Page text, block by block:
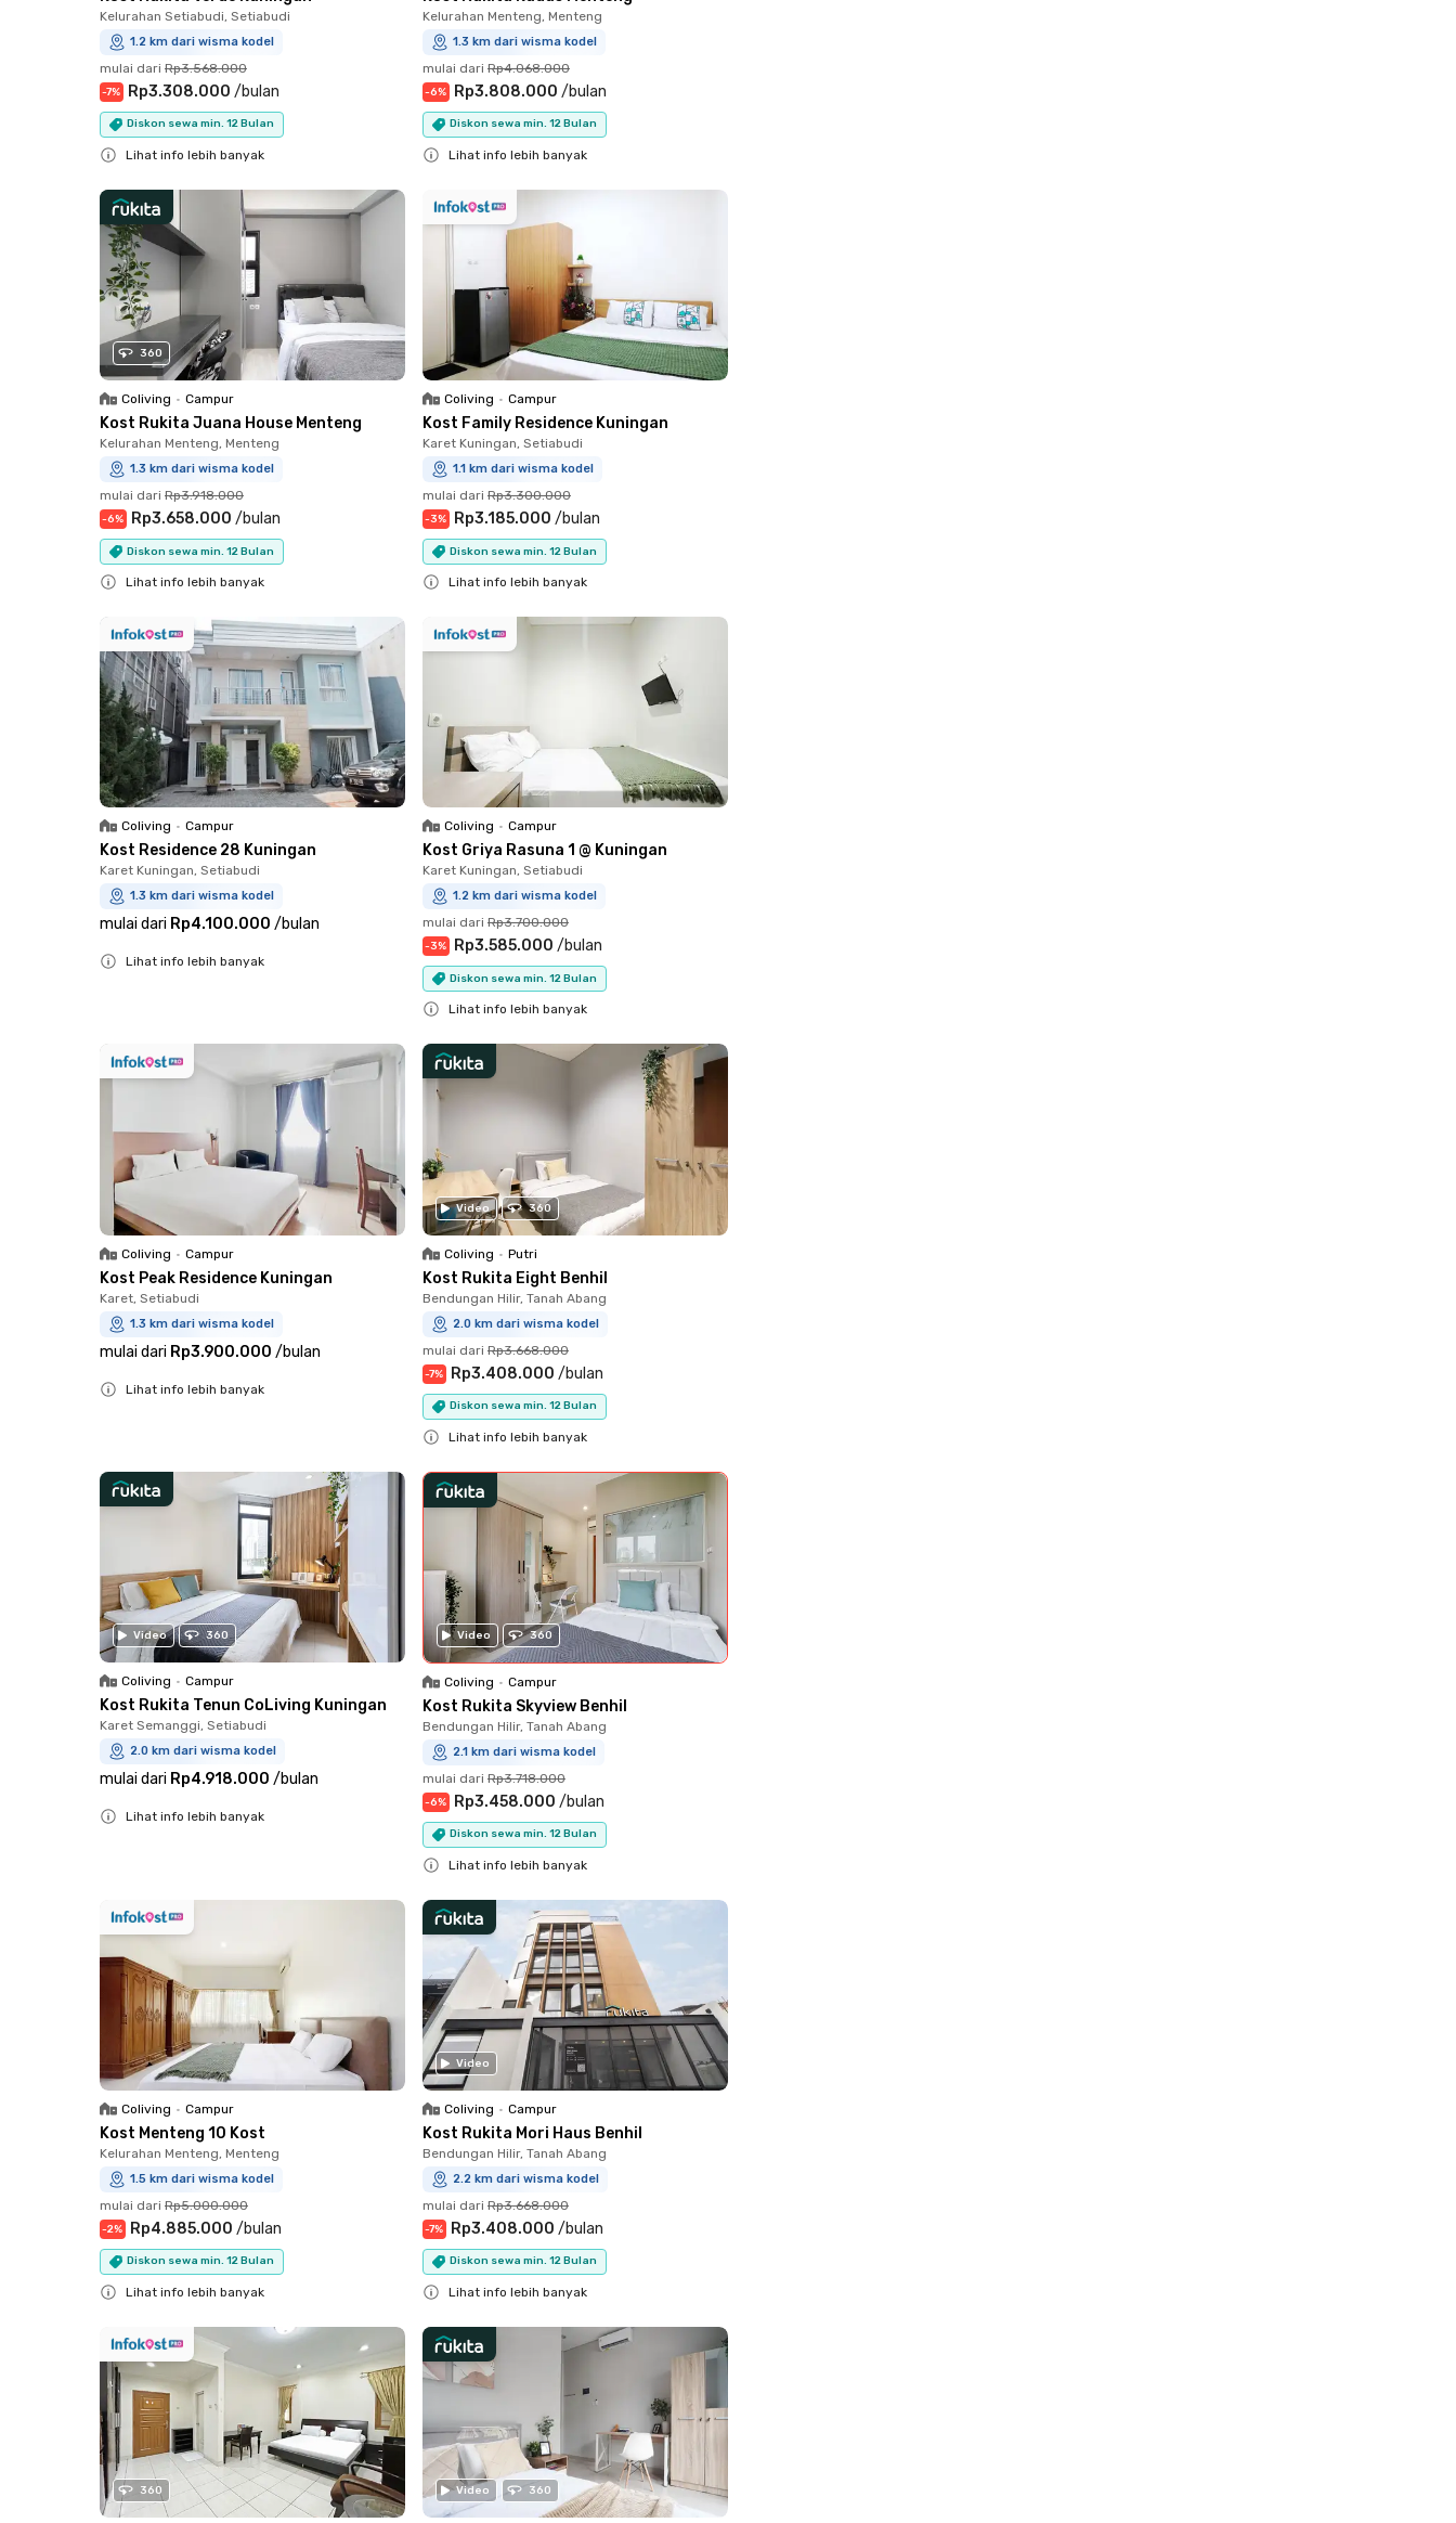
Kelurahan Setiabudi, Setiabudi
1.2 km dari wisma kodel
mulai dari Rp3.568.000
-7% Rp3.308.000 /bulan
Diskon sewa min. 12 Bulan
Lihat info lebih banyak
Kelurahan Menteng, Menteng
1.3 km dari wisma kodel
mulai dari Rp4.068.000
-6% Rp3.808.000 /bulan
Diskon sewa min. 12 Bulan
Lihat info lebih banyak
360
Coliving • Campur
Kost Rukita Juana House Menteng
Kelurahan Menteng, Menteng
1.3 km dari wisma kodel
mulai dari Rp3.918.000
-6% Rp3.658.000 /bulan
Diskon sewa min. 12 Bulan
Lihat info lebih banyak
Coliving • Campur
Kost Family Residence Kuningan
Karet Kuningan, Setiabudi
1.1 km dari wisma kodel
mulai dari Rp3.300.000
-3% Rp3.185.000 /bulan
Diskon sewa min. 12 Bulan
Lihat info lebih banyak
Coliving • Campur
Kost Residence 28 Kuningan
Karet Kuningan, Setiabudi
1.3 km dari wisma kodel
mulai dari Rp4.100.000 /bulan
Lihat info lebih banyak
Coliving • Campur
Kost Griya Rasuna 1 @ Kuningan
Karet Kuningan, Setiabudi
1.2 km dari wisma kodel
mulai dari Rp3.700.000
-3% Rp3.585.000 /bulan
Diskon sewa min. 12 Bulan
Lihat info lebih banyak
Coliving • Campur
Kost Peak Residence Kuningan
Karet, Setiabudi
1.3 km dari wisma kodel
mulai dari Rp3.900.000 /bulan
Lihat info lebih banyak
Video 360
Coliving • Putri
Kost Rukita Eight Benhil
Bendungan Hilir, Tanah Abang
2.0 km dari wisma kodel
mulai dari Rp3.668.000
-7% Rp3.408.000 /bulan
Diskon sewa min. 12 Bulan
Lihat info lebih banyak
Video 360
Coliving • Campur
Kost Rukita Tenun CoLiving Kuningan
Karet Semanggi, Setiabudi
2.0 km dari wisma kodel
mulai dari Rp4.918.000 /bulan
Lihat info lebih banyak
Video 360
Coliving • Campur
Kost Rukita Skyview Benhil
Bendungan Hilir, Tanah Abang
2.1 km dari wisma kodel
mulai dari Rp3.718.000
-6% Rp3.458.000 /bulan
Diskon sewa min. 12 Bulan
Lihat info lebih banyak
Coliving • Campur
Kost Menteng 10 Kost
Kelurahan Menteng, Menteng
1.5 km dari wisma kodel
mulai dari Rp5.000.000
-2% Rp4.885.000 /bulan
Diskon sewa min. 12 Bulan
Lihat info lebih banyak
Video
Coliving • Campur
Kost Rukita Mori Haus Benhil
Bendungan Hilir, Tanah Abang
2.2 km dari wisma kodel
mulai dari Rp3.668.000
-7% Rp3.408.000 /bulan
Diskon sewa min. 12 Bulan
Lihat info lebih banyak
360 Video 360